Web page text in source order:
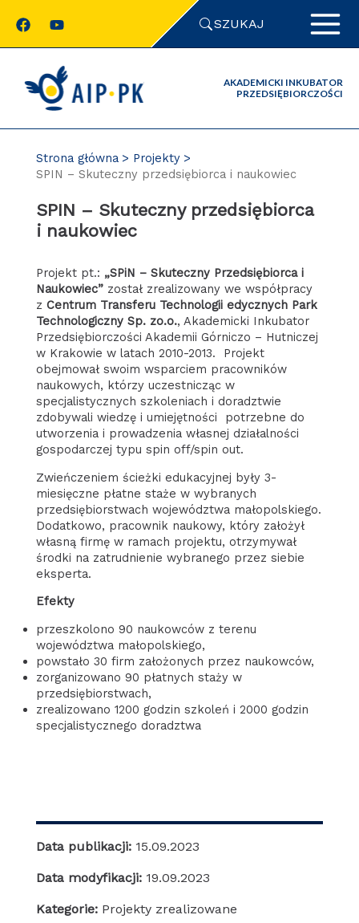
SZUKAJ
AKADEMICKI INKUBATOR
PRZEDSIĘBIORCZOŚCI
Strona główna
Projekty
SPIN – Skuteczny przedsiębiorca i naukowiec
SPIN – Skuteczny przedsiębiorca
i naukowiec
Projekt pt.: „SPiN – Skuteczny Przedsiębiorca i
Naukowiec”został zrealizowany we współpracy
z Centrum Transferu Technologii edycznych Park
Technologiczny Sp. zo.o., Akademicki Inkubator
Przedsiębiorczości Akademii Górniczo – Hutniczej
w Krakowie w latach 2010-2013. Projekt
obejmował swoim wsparciem pracowników
naukowych, którzy uczestnicząc w
specjalistycznych szkoleniach i doradztwie
zdobywali wiedzę i umiejętności potrzebne do
utworzenia i prowadzenia własnej działalności
gospodarczej typu spin off/spin out.
Zwieńczeniem ścieżki edukacyjnej były 3-
miesięczne płatne staże w wybranych
przedsiębiorstwach województwa małopolskiego.
Dodatkowo, pracownik naukowy, który założył
własną firmę w ramach projektu, otrzymywał
środki na zatrudnienie wybranego przez siebie
eksperta.
Efekty
przeszkolono 90 naukowców z terenu
województwa małopolskiego,
powstało 30 firm założonych przez naukowców,
zorganizowano 90 płatnych staży w
przedsiębiorstwach,
zrealizowano 1200 godzin szkoleń i 2000 godzin
specjalistycznego doradztwa
Data publikacji: 15.09.2023
Data modyfikacji: 19.09.2023
Kategorie: Projekty zrealizowane